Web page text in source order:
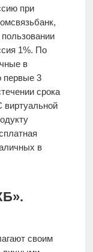
при
1%. По
в
первые 3
срока
виртуальной
в
своим